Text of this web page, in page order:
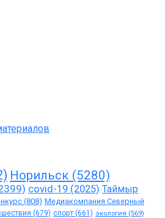
Норильск (5280)
covid-19 (2025) Таймыр
(808) Медиакомпания Северный
(679) спорт (661) экология (569)